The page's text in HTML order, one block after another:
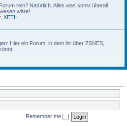
rein? Natürlich. Alles was sonst überall
wäre!
, XETH
Hier ein Forum, in dem ihr über ZSNES,
Remember me